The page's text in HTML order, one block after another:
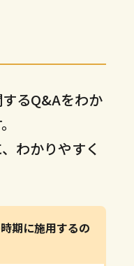
るQ&Aをわか
わかりやすく
期に施用するの